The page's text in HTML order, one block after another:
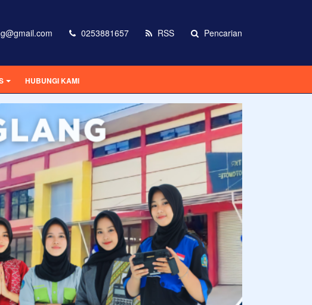
0253881657 RSS Pencarian
HUBUNGI KAMI